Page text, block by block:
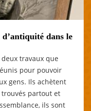
dans le
travaux que
pour pouvoir
gens. Ils achètent
partout et
ils sont